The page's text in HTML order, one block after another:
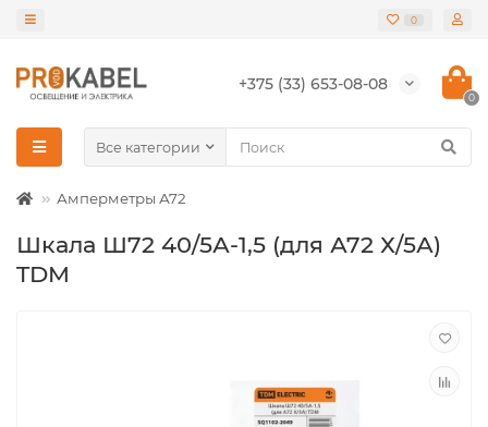
0
+375 (33) 653-08-08
0
Все категории
Амперметры А72
Шкала Ш72 40/5А-1,5 (для А72 Х/5А)
TDM